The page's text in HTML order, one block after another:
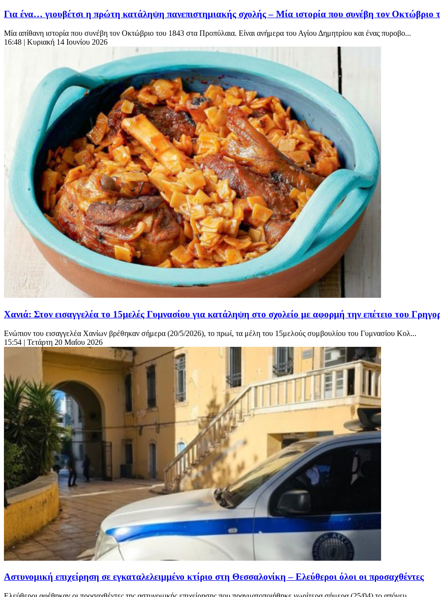
Για ένα… γιουβέτσι η πρώτη κατάληψη πανεπιστημιακής σχολής – Μία ιστορία που συνέβη τον Οκτώβριο
Μία απίθανη ιστορία που συνέβη τον Οκτώβριο του 1843 στα Προπύλαια. Είναι ανήμερα του Αγίου Δημητρίου και ένας πυροβο...
16:48 | Κυριακή 14 Ιουνίου 2026
Χανιά: Στον εισαγγελέα το 15μελές Γυμνασίου για κατάληψη στο σχολείο με αφορμή την επέτειο του
Ενώπιον του εισαγγελέα Χανίων βρέθηκαν σήμερα (20/5/2026), το πρωί, τα μέλη του 15μελούς συμβουλίου του Γυμνασίου Κολ...
15:54 | Τετάρτη 20 Μαΐου 2026
Αστυνομική επιχείρηση σε εγκαταλελειμμένο κτίριο στη Θεσσαλονίκη – Ελεύθεροι όλοι οι προσαχθέντες